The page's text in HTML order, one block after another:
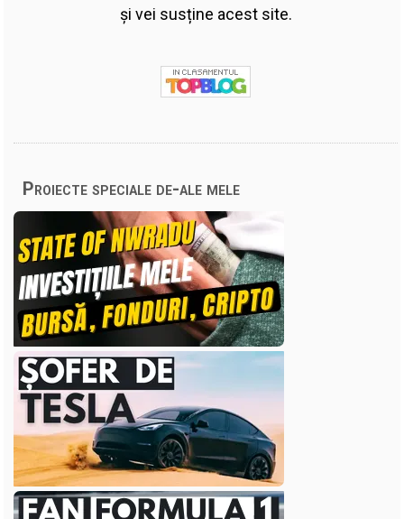
și vei susține acest site.
Proiecte speciale de-ale mele